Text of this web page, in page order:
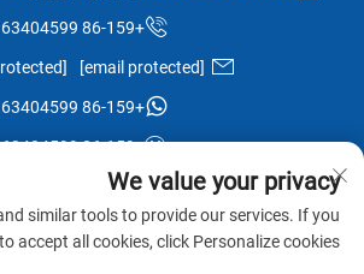
+86-159 63404599
[email protected]
[email protected]
+86-159 63404599
+86-159 63404599
We value your privacy
similar tools to provide our services. If you
accept all cookies, click Personalize cookies.